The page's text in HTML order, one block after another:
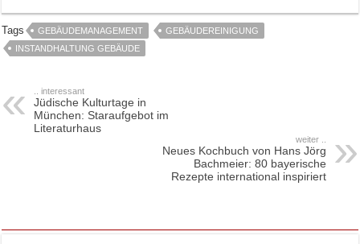
Tags GEBÄUDEMANAGEMENT
GEBÄUDEREINIGUNG
INSTANDHALTUNG GEBÄUDE
.. interessant
Jüdische Kulturtage in
München: Staraufgebot im
Literaturhaus
weiter ..
Neues Kochbuch von Hans Jörg
Bachmeier: 80 bayerische
Rezepte international inspiriert